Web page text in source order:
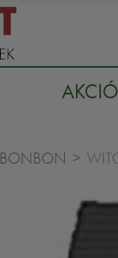
BONBON